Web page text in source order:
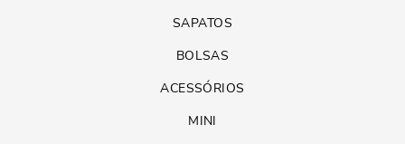
SAPATOS
BOLSAS
ACESSÓRIOS
MINI